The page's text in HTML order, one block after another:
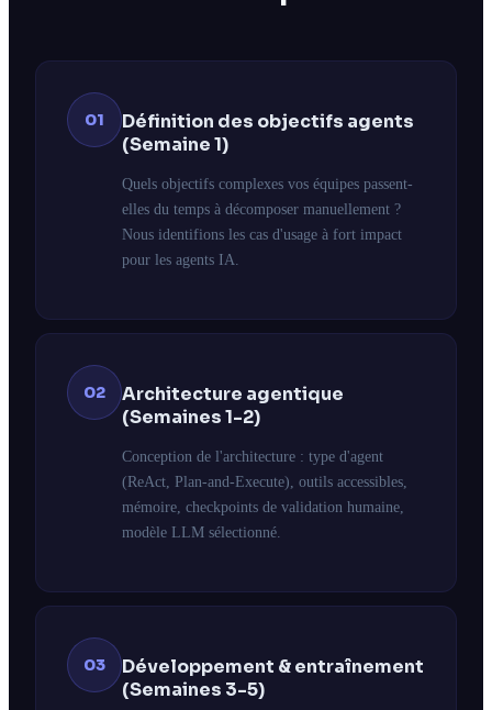
01
Définition des objectifs agents
(Semaine 1)
Quels objectifs complexes vos équipes passent-
elles du temps à décomposer manuellement ?
Nous identifions les cas d'usage à fort impact
pour les agents IA.
02
Architecture agentique
(Semaines 1-2)
Conception de l'architecture : type d'agent
(ReAct, Plan-and-Execute), outils accessibles,
mémoire, checkpoints de validation humaine,
modèle LLM sélectionné.
03
Développement & entraînement
(Semaines 3-5)